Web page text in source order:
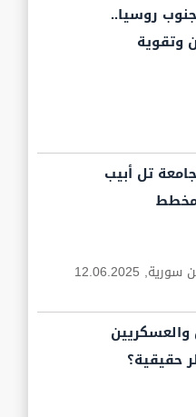
روسيا..
وتقوية
تل أبيب
سورية, 12.06.2025
والعسكريين
حقيقية؟